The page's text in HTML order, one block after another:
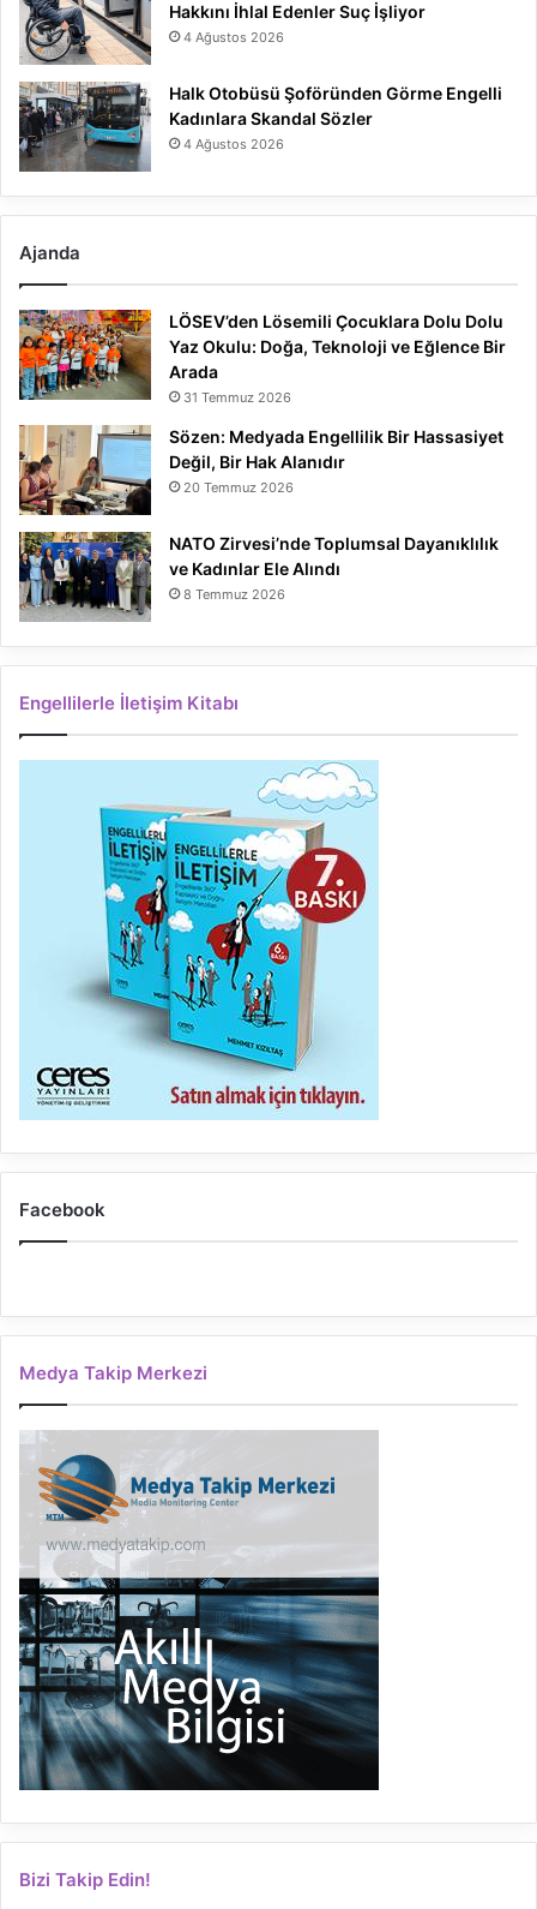
Hakkını İhlal Edenler Suç İşliyor
4 Ağustos 2026
Halk Otobüsü Şoföründen Görme Engelli
Kadınlara Skandal Sözler
4 Ağustos 2026
Ajanda
LÖSEV’den Lösemili Çocuklara Dolu Dolu
Yaz Okulu: Doğa, Teknoloji ve Eğlence Bir
Arada
31 Temmuz 2026
Sözen: Medyada Engellilik Bir Hassasiyet
Değil, Bir Hak Alanıdır
20 Temmuz 2026
NATO Zirvesi’nde Toplumsal Dayanıklılık
ve Kadınlar Ele Alındı
8 Temmuz 2026
Engellilerle İletişim Kitabı
Facebook
Medya Takip Merkezi
Bizi Takip Edin!